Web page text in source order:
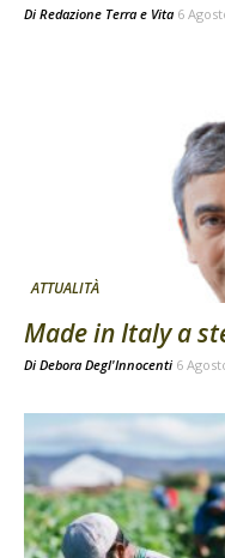
Di Redazione Terra e Vita 6
ATTUALITÀ
Made in Italy a
Di Debora Degl'Innocenti 6